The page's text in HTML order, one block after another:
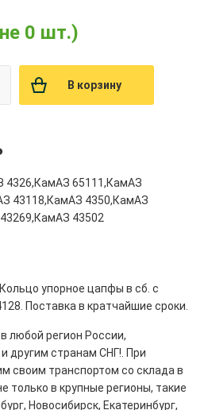
0 шт.)
В корзину
4326,КамАЗ 65111,КамАЗ
43118,КамАЗ 4350,КамАЗ
43502
упорное цапфы в сб. с
Поставка в кратчайшие сроки.
любой регион России,
другим странам СНГ!. При
своим транспортом со склада в
только в крупные регионы, такие
Новосибирск, Екатеринбург,